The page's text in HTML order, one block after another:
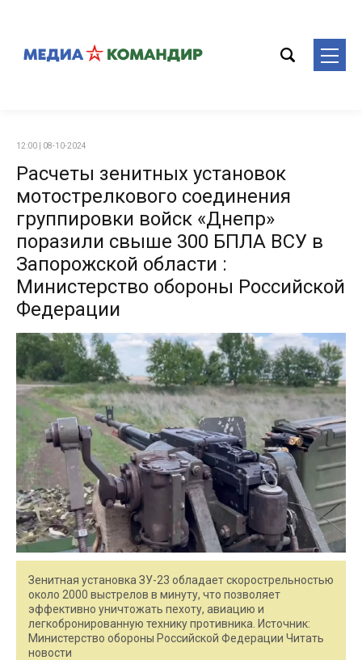
12:00 | 08-10-2024
Расчеты зенитных установок
мотострелкового соединения
группировки войск «Днепр»
поразили свыше 300 БПЛА ВСУ в
Запорожской области :
Министерство обороны Российской
Федерации
Зенитная установка ЗУ-23 обладает скорострельностью
около 2000 выстрелов в минуту, что позволяет
эффективно уничтожать пехоту, авиацию и
легкобронированную технику противника. Источник:
Министерство обороны Российской Федерации Читать
новости